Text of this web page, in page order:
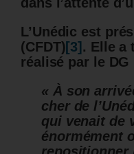
L’Unédic est
(CFDT)[3] . Elle a
réalisé par le DG
« À son
cher de
qui venait de
énormément